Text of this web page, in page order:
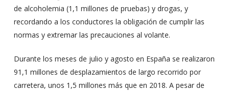
de alcoholemia (1,1 millones de pruebas) y drogas, y
recordando a los conductores la obligación de cumplir las
normas y extremar las precauciones al volante.
Durante los meses de julio y agosto en España se realizaron
91,1 millones de desplazamientos de largo recorrido por
carretera, unos 1,5 millones más que en 2018. A pesar de